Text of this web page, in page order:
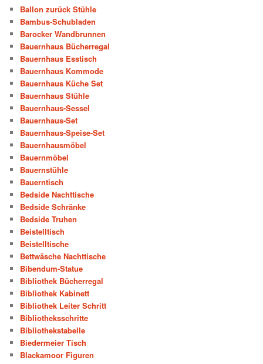
Ballon zurück Stühle
Bambus-Schubladen
Barocker Wandbrunnen
Bauernhaus Bücherregal
Bauernhaus Esstisch
Bauernhaus Kommode
Bauernhaus Küche Set
Bauernhaus Stühle
Bauernhaus-Sessel
Bauernhaus-Set
Bauernhaus-Speise-Set
Bauernhausmöbel
Bauernmöbel
Bauernstühle
Bauerntisch
Bedside Nachttische
Bedside Schränke
Bedside Truhen
Beistelltisch
Beistelltische
Bettwäsche Nachttische
Bibendum-Statue
Bibliothek Bücherregal
Bibliothek Kabinett
Bibliothek Leiter Schritt
Bibliotheksschritte
Bibliothekstabelle
Biedermeier Tisch
Blackamoor Figuren